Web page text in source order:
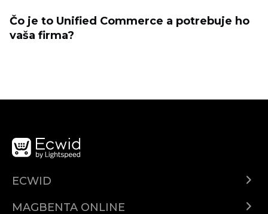
Čo je to Unified Commerce a potrebuje ho
vaša firma?
ECWID
MAGBENTA ONLINE